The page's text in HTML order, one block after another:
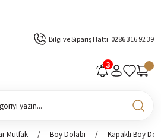
Bilgi ve Sipariş Hattı 0286 316 92 39
Mutfak Boy Dolabı Kapaklı Boy